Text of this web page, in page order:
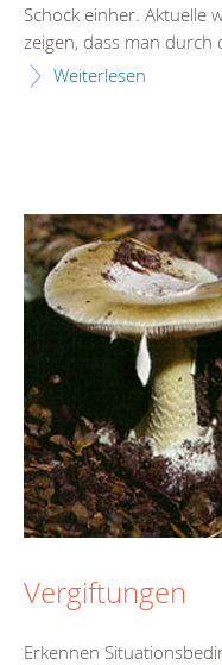
Schock einher. Aktuelle
zeigen, dass man durch
Weiterlesen
Vergiftungen
Erkennen